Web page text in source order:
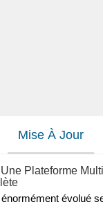
Mise À Jour
Plateforme
énormément évolué